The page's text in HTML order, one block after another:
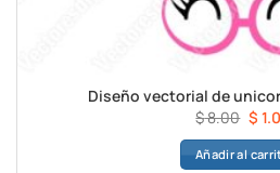
Diseño vectorial de
$8.00 El
$
Añadir al